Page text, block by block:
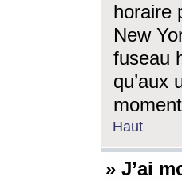
horaire
New
fuseau
qu’aux
Haut
» J’ai